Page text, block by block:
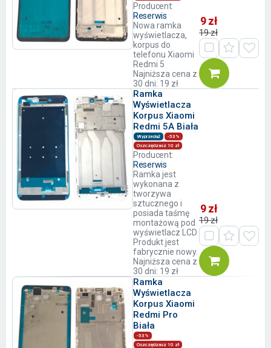
Producent:
Reserwis
Nowa ramka
wyświetlacza,
korpus do
telefonu Xiaomi
Redmi 5
Najniższa cena z
30 dni: 19 zł
9 zł
19 zł
Ramka
Wyświetlacza
Korpus Xiaomi
Redmi 5A Biała
Wyprzedaż
-53%
Oszczędzasz 10 zł
Producent:
Reserwis
Ramka jest
wykonana z
tworzywa
sztucznego i
posiada taśmę
montażową pod
wyświetlacz LCD
Produkt jest
fabrycznie nowy.
Najniższa cena z
30 dni: 19 zł
9 zł
19 zł
Ramka
Wyświetlacza
Korpus Xiaomi
Redmi Pro
Biała
-53%
Oszczędzasz 10 zł